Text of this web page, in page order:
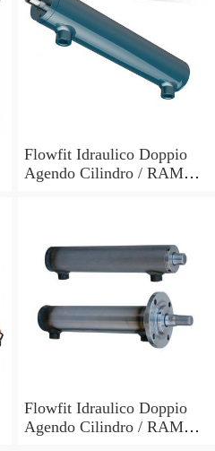
Flowfit Idraulico Doppio
Agendo Cilindro / RAM
Flowfit Idraulico Doppio
Agendo Cilindro / RAM